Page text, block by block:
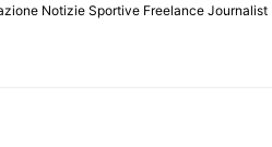
Notizie Sportive Freelance Journalist